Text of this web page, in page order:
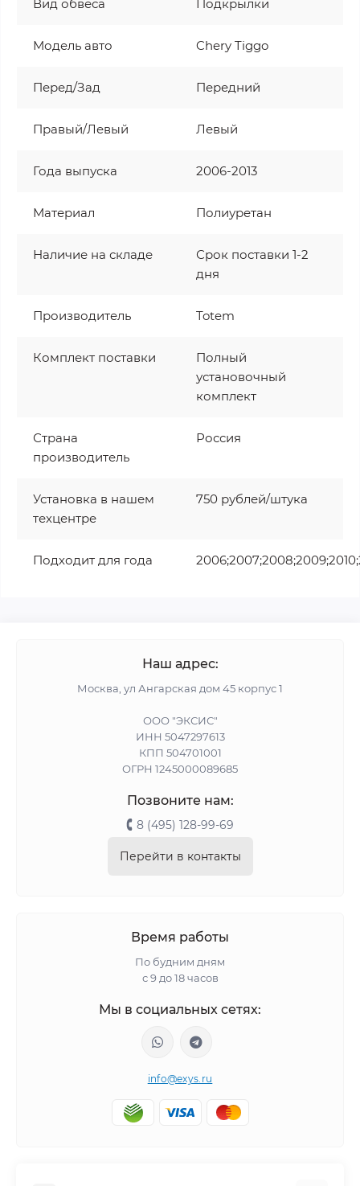
Вид обвеса Подкрылки
Модель авто Chery Tiggo
Перед/Зад Передний
Правый/Левый Левый
Года выпуска 2006-2013
Материал Полиуретан
Наличие на складе
Срок поставки 1-2
дня
Производитель Totem
Комплект поставки
Полный
установочный
комплект
Страна
производитель
Россия
Установка в нашем
техцентре
750 рублей/штука
Подходит для года
Наш адрес:
Москва, ул Ангарская дом 45 корпус 1
ООО "ЭКСИС"
ИНН 5047297613
КПП 504701001
ОГРН 1245000089685
Позвоните нам:
8 (495) 128-99-69
Перейти в контакты
Время работы
По будним дням
с 9 до 18 часов
Мы в социальных сетях:
info@exys.ru